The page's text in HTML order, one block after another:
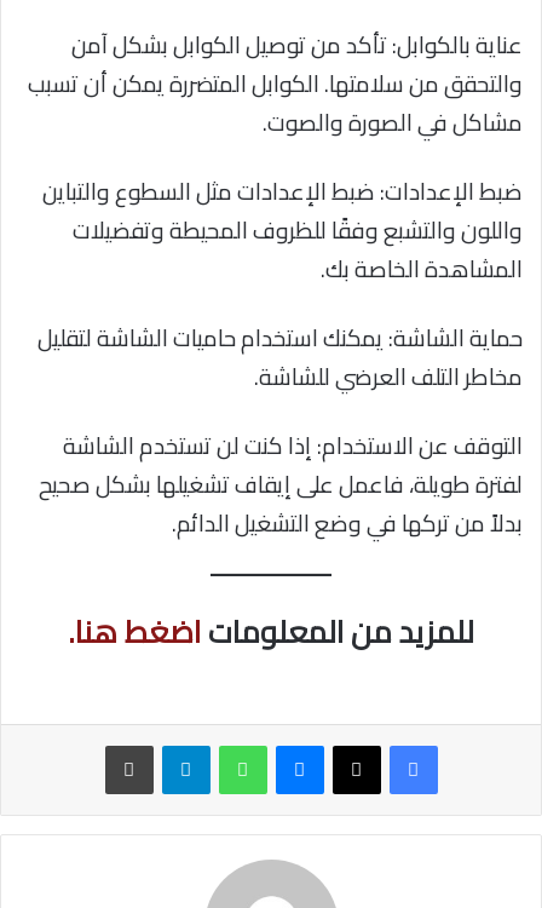
عناية بالكوابل: تأكد من توصيل الكوابل بشكل آمن
والتحقق من سلامتها. الكوابل المتضررة يمكن أن تسبب
مشاكل في الصورة والصوت.
ضبط الإعدادات: ضبط الإعدادات مثل السطوع والتباين
واللون والتشبع وفقًا للظروف المحيطة وتفضيلات
المشاهدة الخاصة بك.
حماية الشاشة: يمكنك استخدام حاميات الشاشة لتقليل
مخاطر التلف العرضي للشاشة.
التوقف عن الاستخدام: إذا كنت لن تستخدم الشاشة
لفترة طويلة، فاعمل على إيقاف تشغيلها بشكل صحيح
بدلاً من تركها في وضع التشغيل الدائم.
للمزيد من المعلوماتاضغط هنا.
ماسنجر واتساب تيلقرام طباعة